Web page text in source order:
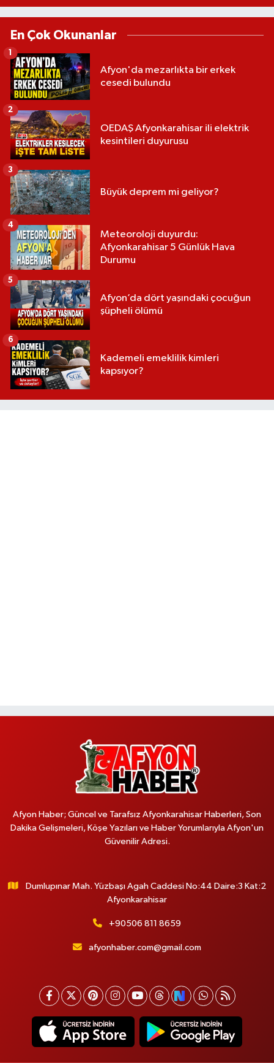
En Çok Okunanlar
Afyon'da mezarlıkta bir erkek
cesedi bulundu
1
OEDAŞ Afyonkarahisar ili elektrik
kesintileri duyurusu
2
Büyük deprem mi geliyor?
3
Meteoroloji duyurdu:
Afyonkarahisar 5 Günlük Hava
Durumu
4
Afyon’da dört yaşındaki çocuğun
şüpheli ölümü
5
Kademeli emeklilik kimleri
kapsıyor?
6
Afyon Haber; Güncel ve Tarafsız Afyonkarahisar Haberleri, Son
Dakika Gelişmeleri, Köşe Yazıları ve Haber Yorumlarıyla Afyon'un
Güvenilir Adresi.
Dumlupınar Mah. Yüzbaşı Agah Caddesi No:44 Daire:3 Kat:2
Afyonkarahisar
+90506 811 8659
afyonhaber.com@gmail.com